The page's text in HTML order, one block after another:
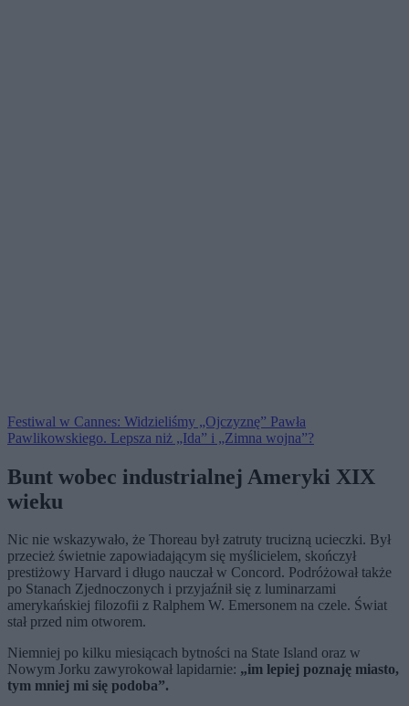
Festiwal w Cannes: Widzieliśmy „Ojczyznę” Pawła
Pawlikowskiego. Lepsza niż „Ida” i „Zimna wojna”?
Bunt wobec industrialnej Ameryki XIX
wieku
Nic nie wskazywało, że Thoreau był zatruty trucizną ucieczki. Był
przecież świetnie zapowiadającym się myślicielem, skończył
prestiżowy Harvard i długo nauczał w Concord. Podróżował także
po Stanach Zjednoczonych i przyjaźnił się z luminarzami
amerykańskiej filozofii z Ralphem W. Emersonem na czele. Świat
stał przed nim otworem.
Niemniej po kilku miesiącach bytności na State Island oraz w
Nowym Jorku zawyrokował lapidarnie: „im lepiej poznaję miasto,
tym mniej mi się podoba”.